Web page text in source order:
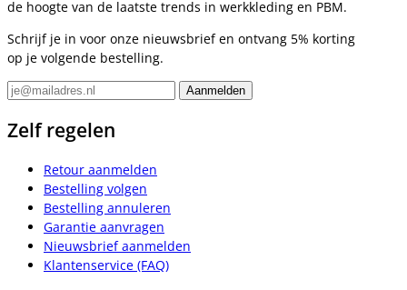
de hoogte van de laatste trends in werkkleding en PBM.
Schrijf je in voor onze nieuwsbrief en ontvang 5% korting
op je volgende bestelling.
Zelf regelen
Retour aanmelden
Bestelling volgen
Bestelling annuleren
Garantie aanvragen
Nieuwsbrief aanmelden
Klantenservice (FAQ)